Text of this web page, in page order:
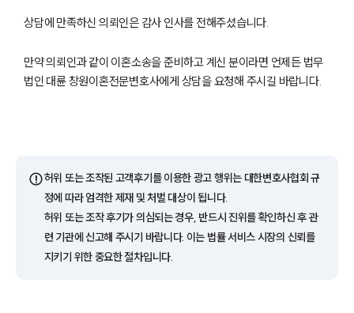
부소개
글로벌 파트너 로펌
고객의 소리
통합검색
AI대륜
업무사례
상담에 만족하신 의뢰인은 감사 인사를 전해주셨습니다.
만약 의뢰인과 같이 이혼소송을 준비하고 계신 분이라면 언제든 법무
법인 대륜 창원이혼전문변호사에게 상담을 요청해 주시길 바랍니다.
⚠️허위 또는 조작된 고객후기를 이용한 광고 행위는 대한변호사협회 규
정에 따라 엄격한 제재 및 처벌 대상이 됩니다.
허위 또는 조작 후기가 의심되는 경우, 반드시 진위를 확인하신 후 관
련 기관에 신고해 주시기 바랍니다. 이는 법률 서비스 시장의 신뢰를
지키기 위한 중요한 절차입니다.